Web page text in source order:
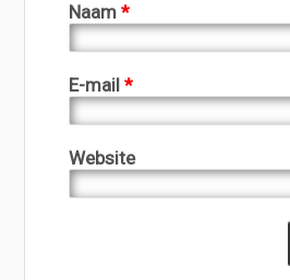
Naam*
E-mail*
Website